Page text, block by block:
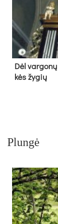
Dėl
kės žy­gių
Plungė